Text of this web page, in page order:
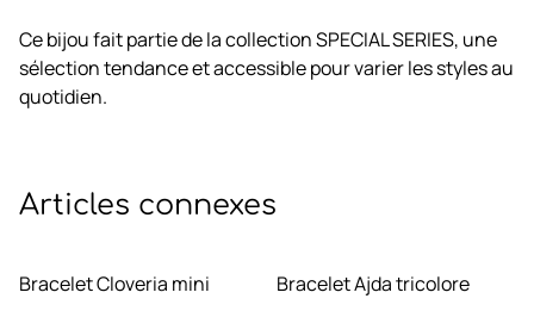
Ce bijou fait partie de la collection SPECIAL SERIES, une
sélection tendance et accessible pour varier les styles au
quotidien.
Articles connexes
Bracelet Cloveria mini
Bracelet Ajda tricolore